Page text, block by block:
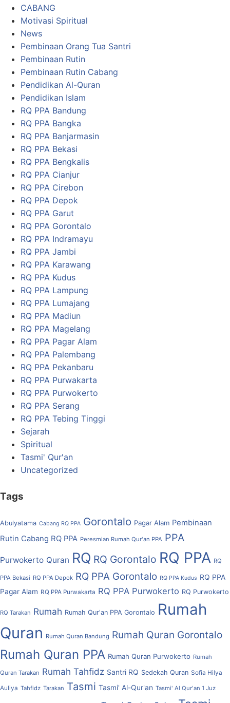
CABANG
Motivasi Spiritual
News
Pembinaan Orang Tua Santri
Pembinaan Rutin
Pembinaan Rutin Cabang
Pendidikan Al-Quran
Pendidikan Islam
RQ PPA Bandung
RQ PPA Bangka
RQ PPA Banjarmasin
RQ PPA Bekasi
RQ PPA Bengkalis
RQ PPA Cianjur
RQ PPA Cirebon
RQ PPA Depok
RQ PPA Garut
RQ PPA Gorontalo
RQ PPA Indramayu
RQ PPA Jambi
RQ PPA Karawang
RQ PPA Kudus
RQ PPA Lampung
RQ PPA Lumajang
RQ PPA Madiun
RQ PPA Magelang
RQ PPA Pagar Alam
RQ PPA Palembang
RQ PPA Pekanbaru
RQ PPA Purwakarta
RQ PPA Purwokerto
RQ PPA Serang
RQ PPA Tebing Tinggi
Sejarah
Spiritual
Tasmi' Qur'an
Uncategorized
Tags
Abulyatama Cabang RQ PPA Gorontalo Pagar Alam Pembinaan
Rutin Cabang RQ PPA Peresmian Rumah Qur'an PPA PPA
Purwokerto Quran RQ RQ Gorontalo RQ PPA RQ
PPA Bekasi RQ PPA Depok RQ PPA Gorontalo RQ PPA Kudus RQ PPA
Pagar Alam RQ PPA Purwakarta RQ PPA Purwokerto RQ Purwokerto
RQ Tarakan Rumah Rumah Qur'an PPA Gorontalo Rumah
Quran Rumah Quran Bandung Rumah Quran Gorontalo
Rumah Quran PPA Rumah Quran Purwokerto Rumah
Quran Tarakan Rumah Tahfidz Santri RQ Sedekah Quran Sofia Hilya
Auliya Tahfidz Tarakan Tasmi Tasmi' Al-Qur'an Tasmi' Al Qur'an 1 Juz